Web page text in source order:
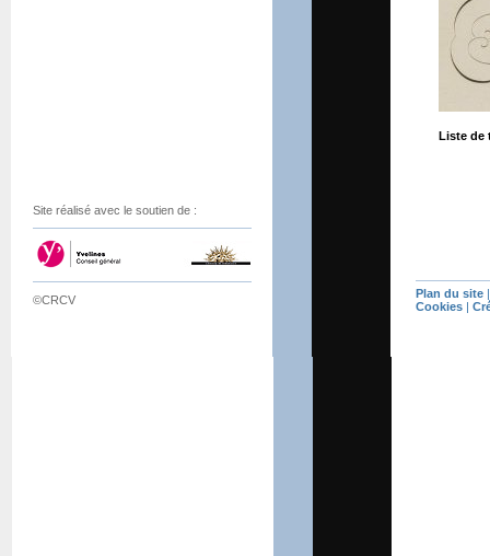
Liste de
Site réalisé avec le soutien de :
©CRCV Plan du site
Cookies |